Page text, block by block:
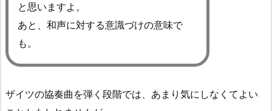
と思いますよ。
あと、和声に対する意識づけの意味で
も。
ザイツの協奏曲を弾く段階では、あまり気にしなくてよい